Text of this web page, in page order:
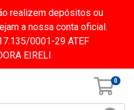
realizem depósitos ou
a nossa conta oficial.
0001-29 ATEF
EIRELI
0